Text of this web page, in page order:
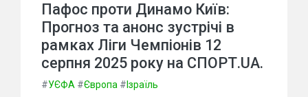
Пафос проти Динамо Київ:
Прогноз та анонс зустрічі в
рамках Ліги Чемпіонів 12
серпня 2025 року на СПОРТ.UA.
#УЄФА #Європа # Ізраїль